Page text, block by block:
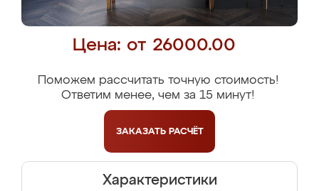
Цена: от 26000.00
Поможем рассчитать точную стоимость!
Ответим менее, чем за 15 минут!
ЗАКАЗАТЬ РАСЧЁТ
Характеристики